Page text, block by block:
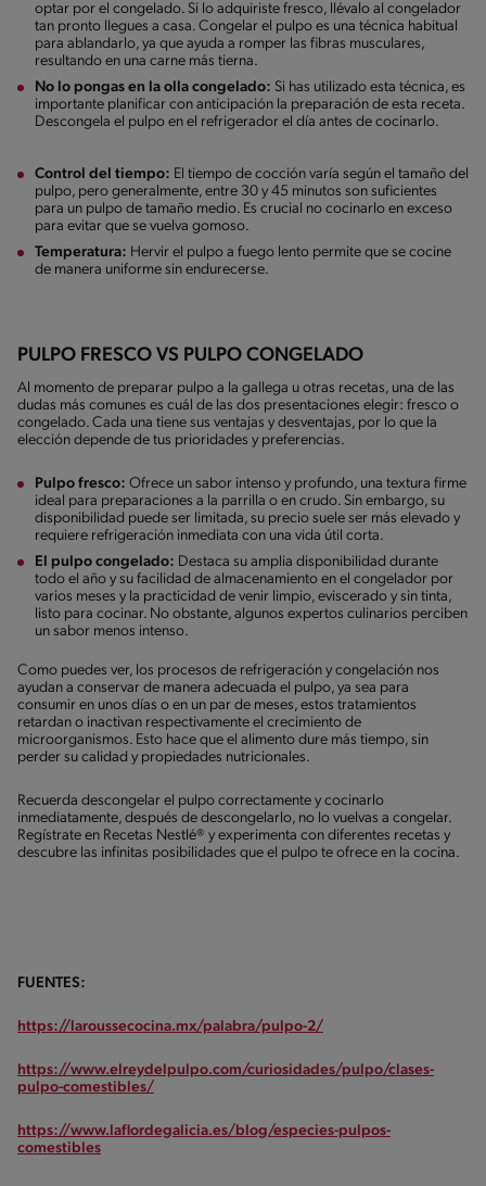
optar por el congelado. Si lo adquiriste fresco, llévalo al congelador
tan pronto llegues a casa. Congelar el pulpo es una técnica habitual
para ablandarlo, ya que ayuda a romper las fibras musculares,
resultando en una carne más tierna.
No lo pongas en la olla congelado: Si has utilizado esta técnica, es
importante planificar con anticipación la preparación de esta receta.
Descongela el pulpo en el refrigerador el día antes de cocinarlo.
Control del tiempo: El tiempo de cocción varía según el tamaño del
pulpo, pero generalmente, entre 30 y 45 minutos son suficientes
para un pulpo de tamaño medio. Es crucial no cocinarlo en exceso
para evitar que se vuelva gomoso.
Temperatura: Hervir el pulpo a fuego lento permite que se cocine
de manera uniforme sin endurecerse.
PULPO FRESCO VS PULPO CONGELADO
Al momento de preparar pulpo a la gallega u otras recetas, una de las
dudas más comunes es cuál de las dos presentaciones elegir: fresco o
congelado. Cada una tiene sus ventajas y desventajas, por lo que la
elección depende de tus prioridades y preferencias.
Pulpo fresco: Ofrece un sabor intenso y profundo, una textura firme
ideal para preparaciones a la parrilla o en crudo. Sin embargo, su
disponibilidad puede ser limitada, su precio suele ser más elevado y
requiere refrigeración inmediata con una vida útil corta.
El pulpo congelado: Destaca su amplia disponibilidad durante
todo el año y su facilidad de almacenamiento en el congelador por
varios meses y la practicidad de venir limpio, eviscerado y sin tinta,
listo para cocinar. No obstante, algunos expertos culinarios perciben
un sabor menos intenso.
Como puedes ver, los procesos de refrigeración y congelación nos
ayudan a conservar de manera adecuada el pulpo, ya sea para
consumir en unos días o en un par de meses, estos tratamientos
retardan o inactivan respectivamente el crecimiento de
microorganismos. Esto hace que el alimento dure más tiempo, sin
perder su calidad y propiedades nutricionales.
Recuerda descongelar el pulpo correctamente y cocinarlo
inmediatamente, después de descongelarlo, no lo vuelvas a congelar.
Regístrate en Recetas Nestlé® y experimenta con diferentes recetas y
descubre las infinitas posibilidades que el pulpo te ofrece en la cocina.
FUENTES:
https://laroussecocina.mx/palabra/pulpo-2/
https://www.elreydelpulpo.com/curiosidades/pulpo/clases-
pulpo-comestibles/
https://www.laflordegalicia.es/blog/especies-pulpos-
comestibles